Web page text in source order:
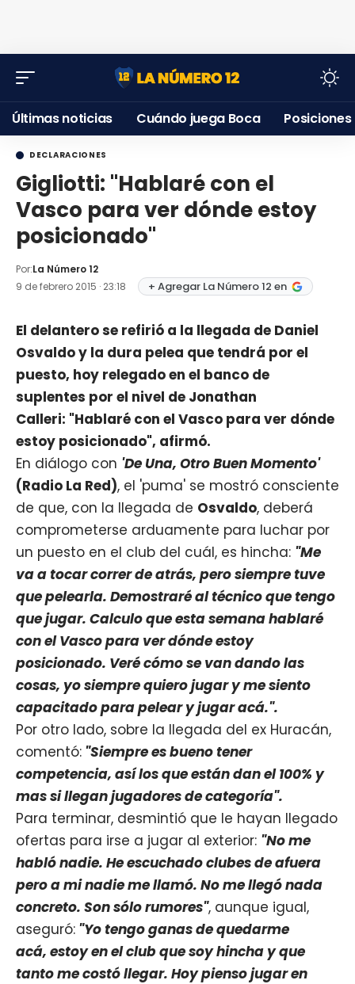
Últimas noticias Cuándo juega Boca Posiciones
DECLARACIONES
Gigliotti: "Hablaré con el
Vasco para ver dónde estoy
posicionado"
Por:La Número 12
9 de febrero 2015 · 23:18
+ Agregar La Número 12 en
El delantero se refirió a la llegada de Daniel
Osvaldo y la dura pelea que tendrá por el
puesto, hoy relegado en el banco de
suplentes por el nivel de Jonathan
Calleri: "Hablaré con el Vasco para ver dónde
estoy posicionado", afirmó.
En diálogo con 'De Una, Otro Buen Momento'
(Radio La Red), el 'puma' se mostró consciente
de que, con la llegada de Osvaldo, deberá
comprometerse arduamente para luchar por
un puesto en el club del cuál, es hincha: "Me
va a tocar correr de atrás, pero siempre tuve
que pelearla. Demostraré al técnico que tengo
que jugar. Calculo que esta semana hablaré
con el Vasco para ver dónde estoy
posicionado. Veré cómo se van dando las
cosas, yo siempre quiero jugar y me siento
capacitado para pelear y jugar acá.".
Por otro lado, sobre la llegada del ex Huracán,
comentó: "Siempre es bueno tener
competencia, así los que están dan el 100% y
mas si llegan jugadores de categoría".
Para terminar, desmintió que le hayan llegado
ofertas para irse a jugar al exterior: "No me
habló nadie. He escuchado clubes de afuera
pero a mi nadie me llamó. No me llegó nada
concreto. Son sólo rumores", aunque igual,
aseguró: "Yo tengo ganas de quedarme
acá, estoy en el club que soy hincha y que
tanto me costó llegar. Hoy pienso jugar en